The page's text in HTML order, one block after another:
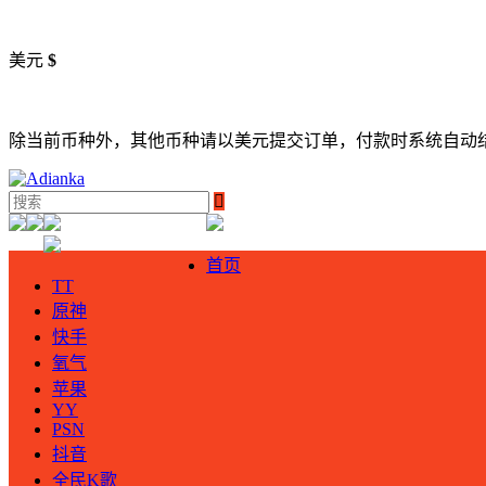
美元 $
除当前币种外，其他币种请以美元提交订单，付款时系统自动

首页
TT
原神
快手
氧气
苹果
YY
PSN
抖音
全民K歌